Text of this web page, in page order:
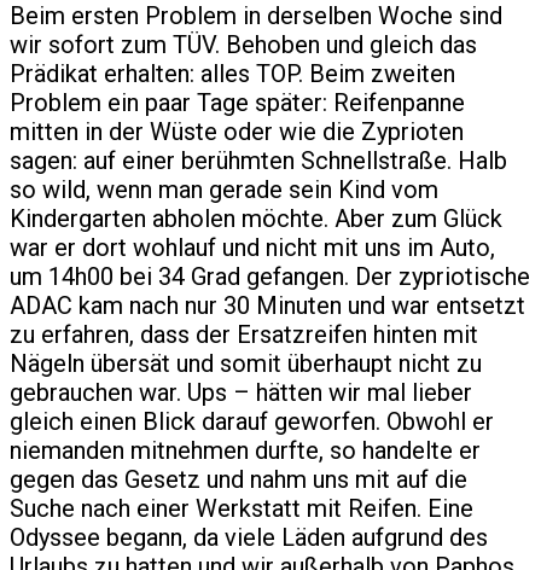
Beim ersten Problem in derselben Woche sind
wir sofort zum TÜV. Behoben und gleich das
Prädikat erhalten: alles TOP. Beim zweiten
Problem ein paar Tage später: Reifenpanne
mitten in der Wüste oder wie die Zyprioten
sagen: auf einer berühmten Schnellstraße. Halb
so wild, wenn man gerade sein Kind vom
Kindergarten abholen möchte. Aber zum Glück
war er dort wohlauf und nicht mit uns im Auto,
um 14h00 bei 34 Grad gefangen. Der zypriotische
ADAC kam nach nur 30 Minuten und war entsetzt
zu erfahren, dass der Ersatzreifen hinten mit
Nägeln übersät und somit überhaupt nicht zu
gebrauchen war. Ups – hätten wir mal lieber
gleich einen Blick darauf geworfen. Obwohl er
niemanden mitnehmen durfte, so handelte er
gegen das Gesetz und nahm uns mit auf die
Suche nach einer Werkstatt mit Reifen. Eine
Odyssee begann, da viele Läden aufgrund des